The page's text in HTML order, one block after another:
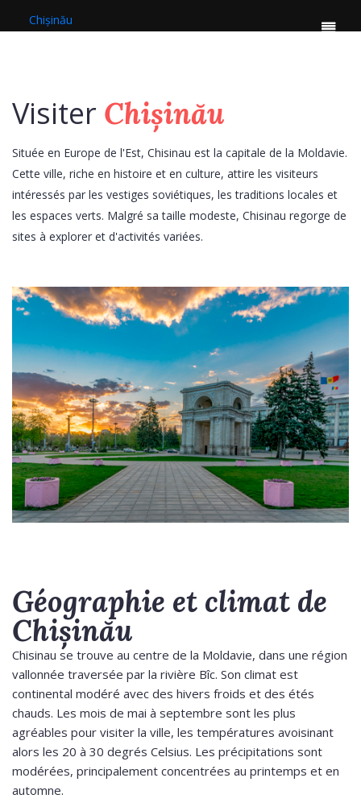
Chișinău
Visiter Chișinău
Située en Europe de l'Est, Chisinau est la capitale de la Moldavie.
Cette ville, riche en histoire et en culture, attire les visiteurs
intéressés par les vestiges soviétiques, les traditions locales et
les espaces verts. Malgré sa taille modeste, Chisinau regorge de
sites à explorer et d'activités variées.
Géographie et climat de
Chișinău
Chisinau se trouve au centre de la Moldavie, dans une région
vallonnée traversée par la rivière Bîc. Son climat est
continental modéré avec des hivers froids et des étés
chauds. Les mois de mai à septembre sont les plus
agréables pour visiter la ville, les températures avoisinant
alors les 20 à 30 degrés Celsius. Les précipitations sont
modérées, principalement concentrées au printemps et en
automne.